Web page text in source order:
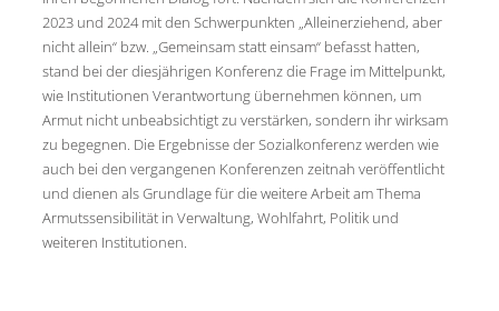
2023 und 2024 mit den Schwerpunkten „Alleinerziehend, aber
nicht allein“ bzw. „Gemeinsam statt einsam“ befasst hatten,
stand bei der diesjährigen Konferenz die Frage im Mittelpunkt,
wie Institutionen Verantwortung übernehmen können, um
Armut nicht unbeabsichtigt zu verstärken, sondern ihr wirksam
zu begegnen. Die Ergebnisse der Sozialkonferenz werden wie
auch bei den vergangenen Konferenzen zeitnah veröffentlicht
und dienen als Grundlage für die weitere Arbeit am Thema
Armutssensibilität in Verwaltung, Wohlfahrt, Politik und
weiteren Institutionen.